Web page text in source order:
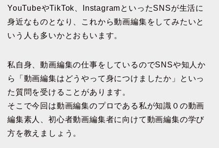
YouTubeやTikTok、InstagramといったSNSが生活に
身近なものとなり、これから動画編集をしてみたいと
いう人も多いかとおもいます。
私自身、動画編集の仕事をしているのでSNSや知人か
ら「動画編集はどうやって身につけましたか」といっ
た質問を受けることがあります。
そこで今回は動画編集のプロである私が知識０の動画
編集素人、初心者動画編集者に向けて動画編集の学び
方を教えましょう。